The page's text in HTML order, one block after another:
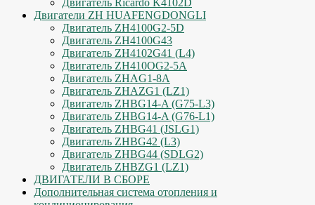
Двигатель Ricardo K4102D
Двигатели ZH HUAFENGDONGLI
Двигатель ZH4100G2-5D
Двигатель ZH4100G43
Двигатель ZH4102G41 (L4)
Двигатель ZH410OG2-5A
Двигатель ZHAG1-8A
Двигатель ZHAZG1 (LZ1)
Двигатель ZHBG14-A (G75-L3)
Двигатель ZHBG14-A (G76-L1)
Двигатель ZHBG41 (JSLG1)
Двигатель ZHBG42 (L3)
Двигатель ZHBG44 (SDLG2)
Двигатель ZHBZG1 (LZ1)
ДВИГАТЕЛИ В СБОРЕ
Дополнительная система отопления и